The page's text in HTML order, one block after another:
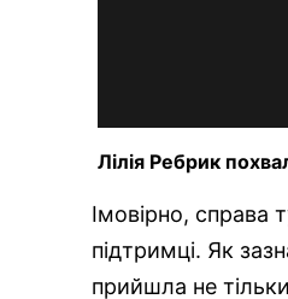
Лілія Ребрик
Імовірно, справа
підтримці. Як
прийшла не